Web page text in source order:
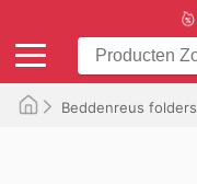
Beddenreus folders